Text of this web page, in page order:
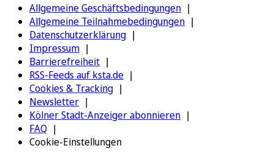
Allgemeine Geschäftsbedingungen
Allgemeine Teilnahmebedingungen
Datenschutzerklärung
Impressum
Barrierefreiheit
RSS-Feeds auf ksta.de
Cookies & Tracking
Newsletter
Kölner Stadt-Anzeiger abonnieren
FAQ
Cookie-Einstellungen